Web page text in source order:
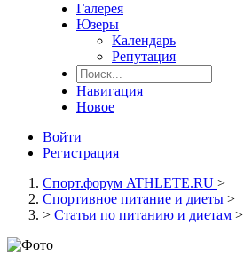
Галерея
Юзеры
Календарь
Репутация
Навигация
Новое
Войти
Регистрация
Спорт.форум ATHLETE.RU >
Спортивное питание и диеты >
> Статьи по питанию и диетам >